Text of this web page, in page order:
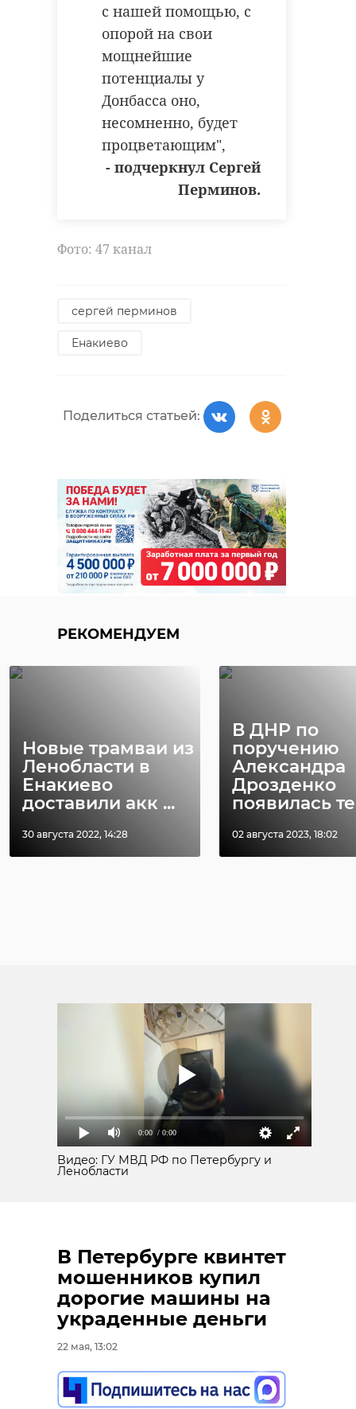
с нашей помощью, с
опорой на свои
мощнейшие
потенциалы у
Донбасса оно,
несомненно, будет
процветающим",
- подчеркнул Сергей
Перминов.
Фото: 47 канал
сергей перминов
Енакиево
Поделиться статьей:
РЕКОМЕНДУЕМ
Новые трамваи из
Ленобласти в
Енакиево
доставили акк ...
30 августа 2022, 14:28
В ДНР по
поручению
Александра
Дрозденко
появилась те
02 августа 2023, 18:02
0:00 / 0:00
Видео: ГУ МВД РФ по Петербургу и
Ленобласти
В Петербурге квинтет
мошенников купил
дорогие машины на
украденные деньги
22 мая, 13:02
тосненский район
мошенничество
Поделиться статьей:
Пенсионерке из
Тосненского
района вернут
200 тысяч р ...
Тосненская
прокуратура
защитила